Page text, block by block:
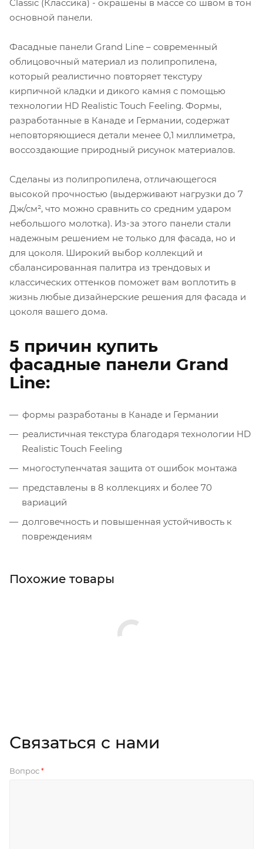
Classic (Классика) - окрашены в массе со швом в тон
основной панели.
Фасадные панели Grand Line – современный
облицовочный материал из полипропилена,
который реалистично повторяет текстуру
кирпичной кладки и дикого камня с помощью
технологии HD Realistic Touch Feeling. Формы,
разработанные в Канаде и Германии, содержат
неповторяющиеся детали менее 0,1 миллиметра,
воссоздающие природный рисунок материалов.
Сделаны из полипропилена, отличающегося
высокой прочностью (выдерживают нагрузки до 7
Дж/см², что можно сравнить со средним ударом
небольшого молотка). Из-за этого панели стали
надежным решением не только для фасада, но и
для цоколя. Широкий выбор коллекций и
сбалансированная палитра из трендовых и
классических оттенков поможет вам воплотить в
жизнь любые дизайнерские решения для фасада и
цоколя вашего дома.
5 причин купить
фасадные панели Grand
Line:
формы разработаны в Канаде и Германии
реалистичная текстура благодаря технологии HD
Realistic Touch Feeling
многоступенчатая защита от ошибок монтажа
представлены в 8 коллекциях и более 70
вариаций
долговечность и повышенная устойчивость к
повреждениям
Похожие товары
Связаться с нами
Вопрос *